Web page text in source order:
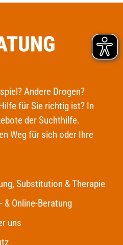
Andere Drogen?
für Sie richtig ist? In
der Suchthilfe.
Weg für sich oder Ihre
Substitution & Therapie
& Online-Beratung
uns